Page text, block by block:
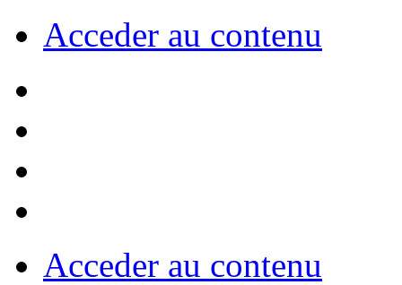
Acceder au contenu
Acceder au contenu